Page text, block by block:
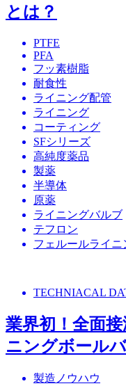
とは？
PTFE
PFA
フッ素樹脂
耐食性
ライニング配管
ライニング
コーティング
SFシリーズ
高純度薬品
製薬
半導体
原薬
ライニングバルブ
テフロン
フェルールライニ
TECHNIACAL
業界初！全面
ニングボール
製造ノウハウ